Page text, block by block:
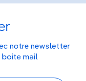
notre newsletter
boite mail